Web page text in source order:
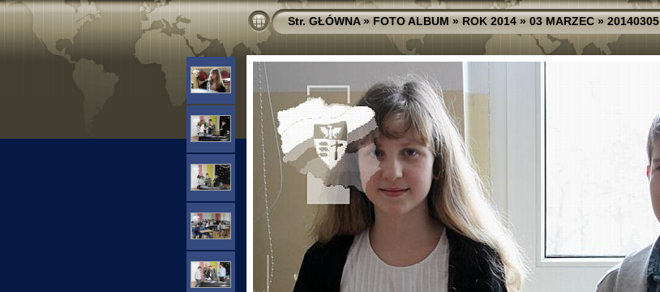
Str. GŁÓWNA»FOTO ALBUM»ROK 2014»03 MARZEC»20140305